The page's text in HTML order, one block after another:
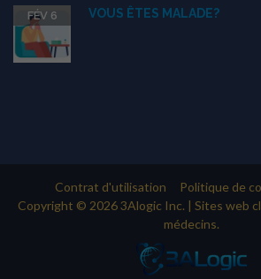
VOUS ÊTES MALADE?
FÉV 6
Contrat d'utilisation
Politique de
Copyright © 2026 3Alogic Inc. | Sites web
médecins.